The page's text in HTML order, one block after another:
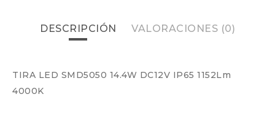
DESCRIPCIÓN VALORACIONES (0)
TIRA LED SMD5050 14.4W DC12V IP65 1152Lm
4000K